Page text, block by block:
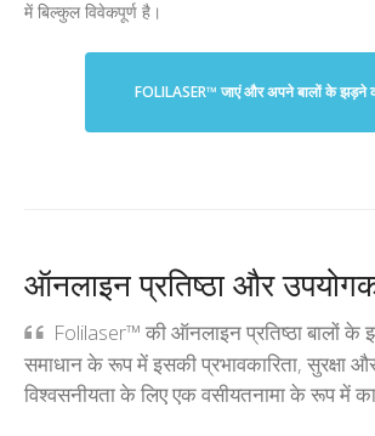
में बिल्कुल विवेकपूर्ण है।
FOLILASER™ जाएं और अपने बालों के झड़ने
ऑनलाइन प्रतिष्ठा और
Folilaser™ की ऑनलाइन प्रतिष्ठा बालों
समाधान के रूप में इसकी प्रभावकारिता, सुरक्षा
विश्वसनीयता के लिए एक वसीयतनामा के रूप में